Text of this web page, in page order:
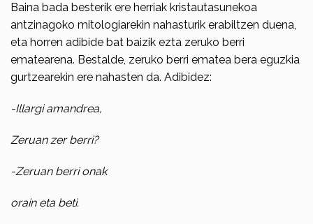
Baina bada besterik ere herriak kristautasunekoa
antzinagoko mitologiarekin nahasturik erabiltzen duena,
eta horren adibide bat baizik ezta zeruko berri
ematearena. Bestalde, zeruko berri ematea bera eguzkia
gurtzearekin ere nahasten da. Adibidez:
-Illargi amandrea,
Zeruan zer berri?
-Zeruan berri onak
orain eta beti.